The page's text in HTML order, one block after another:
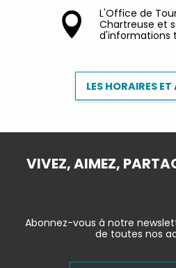
L'Office de
Chartreuse et
d'informations
LES HORAIRES ET
VIVEZ, AIMEZ,
Abonnez-vous à notre
de toutes nos